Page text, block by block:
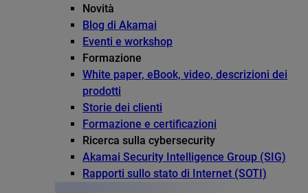
Novità
Blog di Akamai
Eventi e workshop
Formazione
White paper, eBook, video, descrizioni dei
prodotti
Storie dei clienti
Formazione e certificazioni
Ricerca sulla cybersecurity
Akamai Security Intelligence Group (SIG)
Rapporti sullo stato di Internet (SOTI)